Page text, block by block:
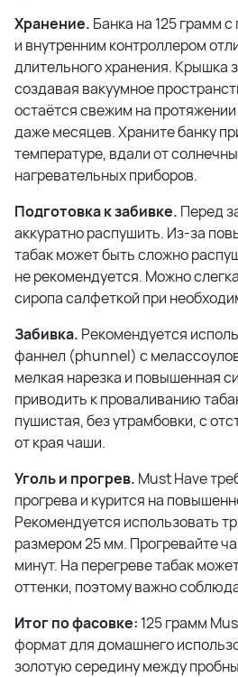
Хранение. Банка на 125 грамм
и внутренним контроллером
длительного хранения. Крышка
создавая вакуумное
остаётся свежим на
даже месяцев. Храните банку
температуре, вдали от
нагревательных приборов.
Подготовка к забивке. Перед
аккуратно распушить. Из-за
табак может быть сложно
не рекомендуется. Можно
сиропа салфеткой при
Забивка. Рекомендуется
фаннел (phunnel) с
мелкая нарезка и повышенная
приводить к проваливанию
пушистая, без утрамбовки, с
от края чаши.
Уголь и прогрев. Must Have
прогрева и курится на
Рекомендуется использовать
размером 25 мм. Прогревайте
минут. На перегреве табак
оттенки, поэтому важно
Итог по фасовке: 125 грамм
формат для домашнего
золотую середину между